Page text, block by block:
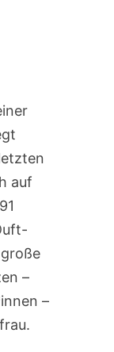
auf
–
–